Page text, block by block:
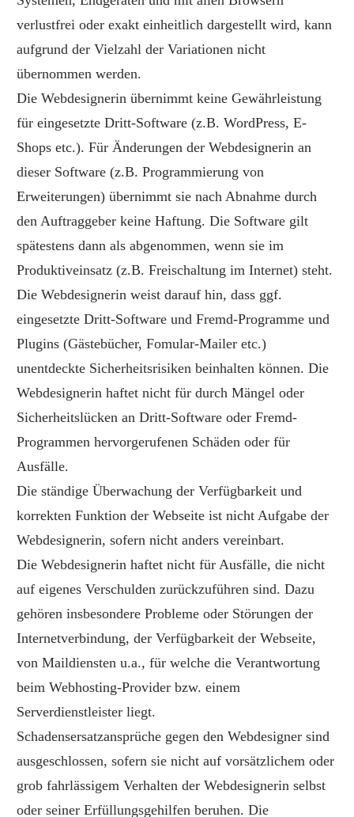
verlustfrei oder exakt einheitlich dargestellt wird, kann
aufgrund der Vielzahl der Variationen nicht
übernommen werden.
Die Webdesignerin übernimmt keine Gewährleistung
für eingesetzte Dritt-Software (z.B. WordPress, E-
Shops etc.). Für Änderungen der Webdesignerin an
dieser Software (z.B. Programmierung von
Erweiterungen) übernimmt sie nach Abnahme durch
den Auftraggeber keine Haftung. Die Software gilt
spätestens dann als abgenommen, wenn sie im
Produktiveinsatz (z.B. Freischaltung im Internet) steht.
Die Webdesignerin weist darauf hin, dass ggf.
eingesetzte Dritt-Software und Fremd-Programme und
Plugins (Gästebücher, Fomular-Mailer etc.)
unentdeckte Sicherheitsrisiken beinhalten können. Die
Webdesignerin haftet nicht für durch Mängel oder
Sicherheitslücken an Dritt-Software oder Fremd-
Programmen hervorgerufenen Schäden oder für
Ausfälle.
Die ständige Überwachung der Verfügbarkeit und
korrekten Funktion der Webseite ist nicht Aufgabe der
Webdesignerin, sofern nicht anders vereinbart.
Die Webdesignerin haftet nicht für Ausfälle, die nicht
auf eigenes Verschulden zurückzuführen sind. Dazu
gehören insbesondere Probleme oder Störungen der
Internetverbindung, der Verfügbarkeit der Webseite,
von Maildiensten u.a., für welche die Verantwortung
beim Webhosting-Provider bzw. einem
Serverdienstleister liegt.
Schadensersatzansprüche gegen den Webdesigner sind
ausgeschlossen, sofern sie nicht auf vorsätzlichem oder
grob fahrlässigem Verhalten der Webdesignerin selbst
oder seiner Erfüllungsgehilfen beruhen. Die